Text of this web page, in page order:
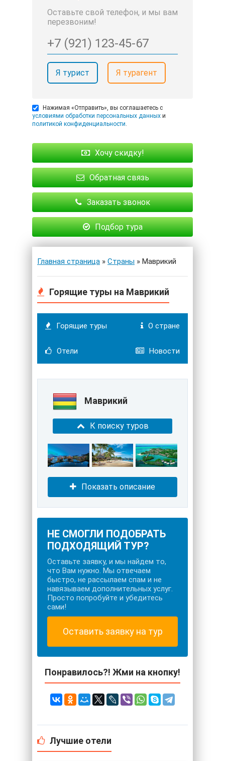
Оставьте свой телефон, и мы вам
перезвоним!
Я турист Я турагент
Нажимая «Отправить», вы соглашаетесь с
условиями обработки персональных данных и
политикой конфиденциальности.
Хочу скидку!
Обратная связь
Заказать звонок
Подбор тура
Главная страница » Страны » Маврикий
Горящие туры на Маврикий
Горящие туры О стране
Отели Новости
Маврикий
К поиску туров
Показать описание
НЕ СМОГЛИ ПОДОБРАТЬ
ПОДХОДЯЩИЙ ТУР?
Оставьте заявку, и мы найдем то,
что Вам нужно. Мы отвечаем
быстро, не рассылаем спам и не
навязываем дополнительных услуг.
Просто попробуйте и убедитесь
сами!
Оставить заявку на тур
Понравилось?! Жми на кнопку!
Лучшие отели